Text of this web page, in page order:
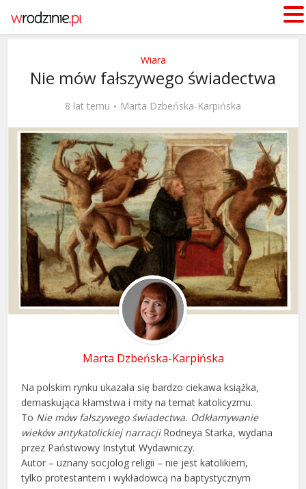
Wiara
Nie mów fałszywego świadectwa
8 lat temu Marta Dzbeńska-Karpińska
Marta Dzbeńska-Karpińska
Na polskim rynku ukazała się bardzo ciekawa książka,
demaskująca kłamstwa i mity na temat katolicyzmu.
To Nie mów fałszywego świadectwa. Odkłamywanie
wieków antykatolickiej narracjiRodneya Starka, wydana
przez Państwowy Instytut Wydawniczy.
Autor – uznany socjolog religii – nie jest katolikiem,
tylko protestantem i wykładowcą na baptystycznym